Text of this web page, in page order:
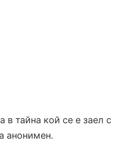
в тайна кой се е заел с
анонимен.